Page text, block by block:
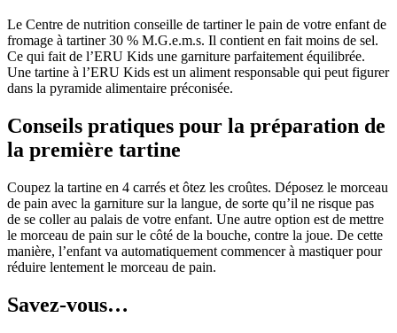
Le Centre de nutrition conseille de tartiner le pain de votre enfant de
fromage à tartiner 30 % M.G.e.m.s. Il contient en fait moins de sel.
Ce qui fait de l’ERU Kids une garniture parfaitement équilibrée.
Une tartine à l’ERU Kids est un aliment responsable qui peut figurer
dans la pyramide alimentaire préconisée.
Conseils pratiques pour la préparation de
la première tartine
Coupez la tartine en 4 carrés et ôtez les croûtes. Déposez le morceau
de pain avec la garniture sur la langue, de sorte qu’il ne risque pas
de se coller au palais de votre enfant. Une autre option est de mettre
le morceau de pain sur le côté de la bouche, contre la joue. De cette
manière, l’enfant va automatiquement commencer à mastiquer pour
réduire lentement le morceau de pain.
Savez-vous…